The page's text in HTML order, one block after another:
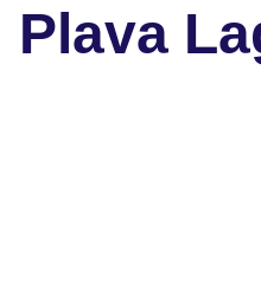
Plava